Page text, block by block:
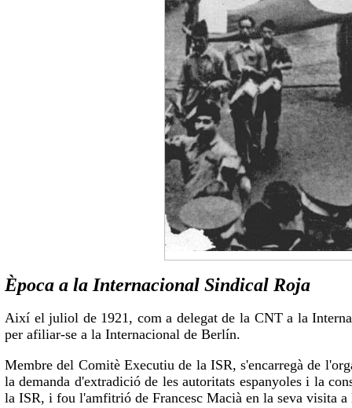
Època a la Internacional Sindical Roja
Així el juliol de 1921, com a delegat de la CNT a la
per afiliar-se a la Internacional de Berlín.
Membre del Comitè Executiu de la ISR, s'encarregà de
la demanda d'extradició de les autoritats espanyoles i la
la ISR, i fou l'amfitrió de Francesc Macià en la seva visita